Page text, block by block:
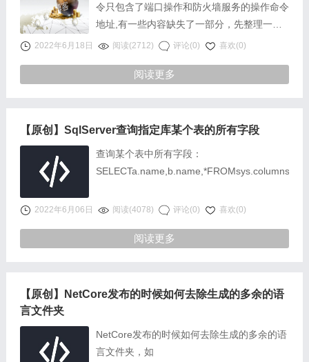
令只包含了端口操作和防火墙服务的操作命令
地址,有一些内容缺失了一部分，先整理一篇
齐全的，具体命令……
2022年6月18日 阅读(2712) 评论(0) 喜欢(0)
阅读更多
【原创】SqlServer查询指定库某个表的所有字段
查询某个表中所有字段：
2022年6月06日 阅读(4078) 评论(0) 喜欢(0)
阅读更多
【原创】NetCore发布的时候如何去除生成的多余的语
言文件夹
NetCore发布的时候如何去除生成的多余的语
言文件夹，如